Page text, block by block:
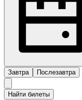
Завтра Послезавтра
Найти билеты